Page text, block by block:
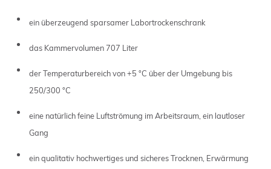
ein überzeugend sparsamer Labortrockenschrank
das Kammervolumen 707 Liter
der Temperaturbereich von +5 °C über der Umgebung bis
250/300 °C
eine natürlich feine Luftströmung im Arbeitsraum, ein lautloser
Gang
ein qualitativ hochwertiges und sicheres Trocknen, Erwärmung